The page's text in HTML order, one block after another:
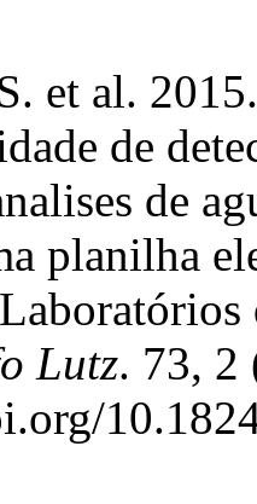
et al.
de
de
planilha
Lutz. 73, 2